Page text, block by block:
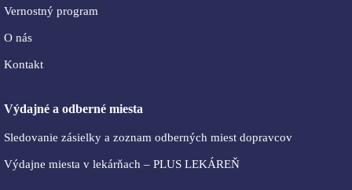
Vernostný program
O nás
Kontakt
Výdajné a odberné miesta
Sledovanie zásielky a zoznam odberných miest dopravcov
Výdajne miesta v lekárňach – PLUS LEKÁREŇ